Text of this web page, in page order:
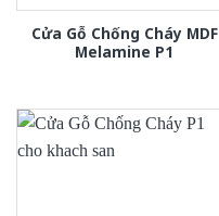
Cửa Gỗ Chống Cháy MDF
Melamine P1